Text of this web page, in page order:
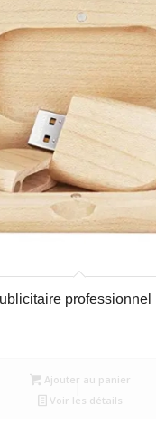
professionnel
Ajouter au panier
Voir les détails